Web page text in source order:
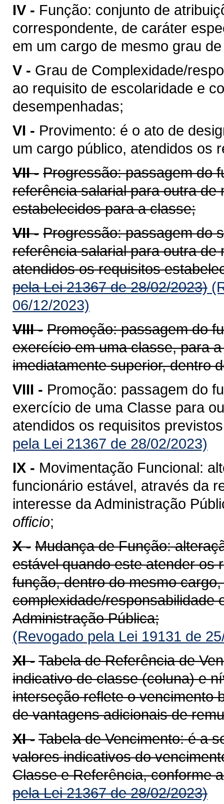
IV - Função: conjunto de
correspondente, de caráter
em um cargo de mesmo grau
V - Grau de Complexidade/
ao requisito de escolaridade e
desempenhadas;
VI - Provimento: é o ato de
um cargo público, atendidos os
VII - Progressão: passagem do
referência salarial para outra
estabelecidos para a classe;
VII - Progressão: passagem do
referência salarial para outra
atendidos os requisitos
pela Lei 21367 de 28/02/2023)
06/12/2023)
VIII - Promoção: passagem do
exercício em uma classe, para
imediatamente superior, dentro
VIII - Promoção: passagem do
exercício de uma Classe para
atendidos os requisitos
pela Lei 21367 de 28/02/2023)
IX - Movimentação Funcional:
funcionário estável, através da
interesse da Administração
officio;
X - Mudança de Função:
estável quando este atender os
função, dentro do mesmo
complexidade/responsabilidade
Administração Pública;
(Revogado pela Lei 19131 de
XI - Tabela de Referência de
indicativo de classe (coluna) e
interseção reflete o vencimento
de vantagens adicionais de
XI - Tabela de Vencimento: é a
valores indicativos do
Classe e Referência, conforme
pela Lei 21367 de 28/02/2023)